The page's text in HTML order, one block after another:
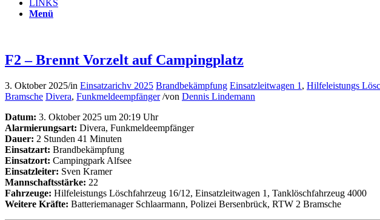
LINKS
Menü
F2 – Brennt Vorzelt auf Campingplatz
3. Oktober 2025/in Einsatzarichv 2025 Brandbekämpfung Einsatzleitwagen 1 , Hilfeleistungs
Bramsche Divera, Funkmeldeempfänger /von Dennis Lindemann
Datum: 3. Oktober 2025 um 20:19 Uhr
Alarmierungsart: Divera, Funkmeldeempfänger
Dauer: 2 Stunden 41 Minuten
Einsatzart: Brandbekämpfung
Einsatzort: Campingpark Alfsee
Einsatzleiter: Sven Kramer
Mannschaftsstärke: 22
Fahrzeuge: Hilfeleistungs Löschfahrzeug 16/12, Einsatzleitwagen 1, Tanklöschfahrzeug 4000
Weitere Kräfte: Batteriemanager Schlaarmann, Polizei Bersenbrück, RTW 2 Bramsche